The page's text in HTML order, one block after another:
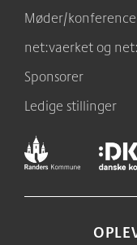
Møder/
net:vaerket og
Sponsorer
Ledige stillinger